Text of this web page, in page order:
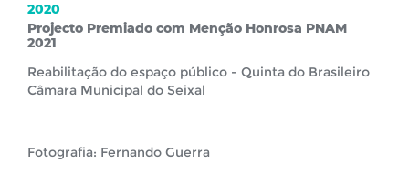
2020
Projecto Premiado com Menção Honrosa PNAM
2021
Reabilitação do espaço público - Quinta do Brasileiro
Câmara Municipal do Seixal
Fotografia: Fernando Guerra